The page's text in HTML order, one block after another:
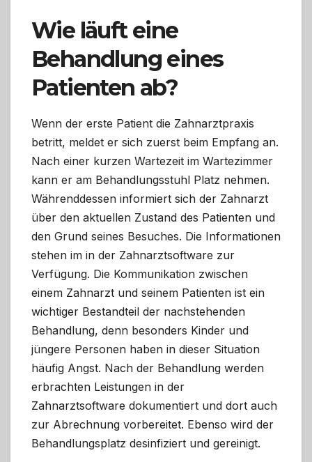
Wie läuft eine
Behandlung eines
Patienten ab?
Wenn der erste Patient die Zahnarztpraxis
betritt, meldet er sich zuerst beim Empfang an.
Nach einer kurzen Wartezeit im Wartezimmer
kann er am Behandlungsstuhl Platz nehmen.
Währenddessen informiert sich der Zahnarzt
über den aktuellen Zustand des Patienten und
den Grund seines Besuches. Die Informationen
stehen im in der Zahnarztsoftware zur
Verfügung. Die Kommunikation zwischen
einem Zahnarzt und seinem Patienten ist ein
wichtiger Bestandteil der nachstehenden
Behandlung, denn besonders Kinder und
jüngere Personen haben in dieser Situation
häufig Angst. Nach der Behandlung werden
erbrachten Leistungen in der
Zahnarztsoftware dokumentiert und dort auch
zur Abrechnung vorbereitet. Ebenso wird der
Behandlungsplatz desinfiziert und gereinigt.